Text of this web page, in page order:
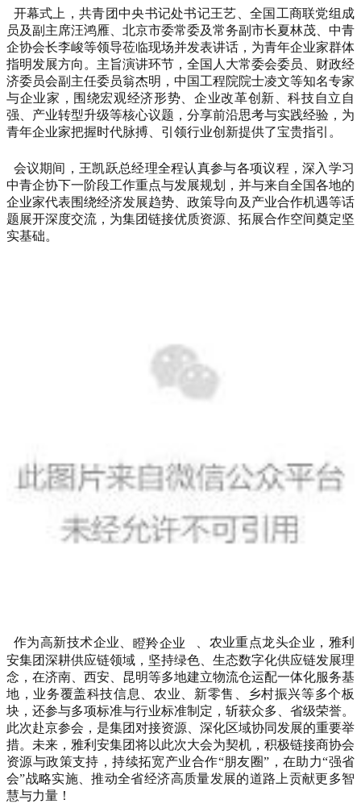
开幕式上，共青团中央书记处书记王艺、全国工商联党组成
员及副主席汪鸿雁、北京市委常委及常务副市长夏林茂、中青
企协会长李峻等领导莅临现场并发表讲话，为青年企业家群体
指明发展方向。主旨演讲环节，全国人大常委会委员、财政经
济委员会副主任委员翁杰明，中国工程院院士凌文等知名专家
与企业家，围绕宏观经济形势、企业改革创新、科技自立自
强、产业转型升级等核心议题，分享前沿思考与实践经验，为
青年企业家把握时代脉搏、引领行业创新提供了宝贵指引。
会议期间，王凯跃总经理全程认真参与各项议程，深入学习
中青企协下一阶段工作重点与发展规划，并与来自全国各地的
企业家代表围绕经济发展趋势、政策导向及产业合作机遇等话
题展开深度交流，为集团链接优质资源、拓展合作空间奠定坚
实基础。
作为高新技术企业、 瞪羚企业
、农业重点龙头企业，雅利
安集团深耕供应链领域，坚持绿色、生态数字化供应链发展理
念，在济南、西安、昆明等多地建立物流仓运配一体化服务基
地，业务覆盖科技信息、农业、新零售、乡村振兴等多个板
块，还参与多项标准与行业标准制定，斩获众多、省级荣誉。
此次赴京参会，是集团对接资源、深化区域协同发展的重要举
措。未来，雅利安集团将以此次大会为契机，积极链接商协会
资源与政策支持，持续拓宽产业合作“朋友圈”，在助力“强省
会”战略实施、推动全省经济高质量发展的道路上贡献更多智
慧与力量！